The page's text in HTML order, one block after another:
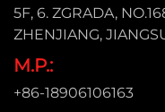
5F, 6. ZGRADA,
ZHENJIANG,
M.P.:
+86-18906106163